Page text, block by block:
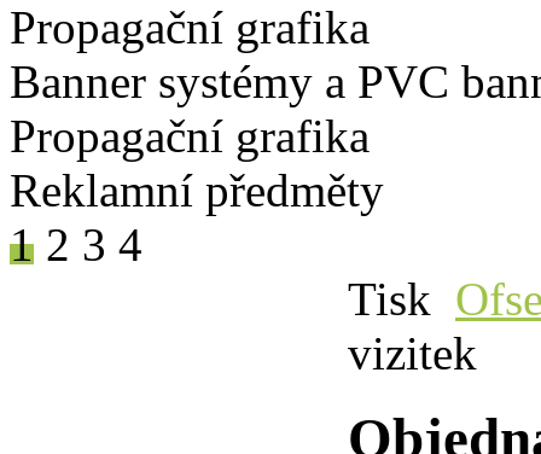
Propagační grafika
Banner systémy a PVC
Propagační grafika
Reklamní předměty
1 2 3 4
Tisk
vizitek